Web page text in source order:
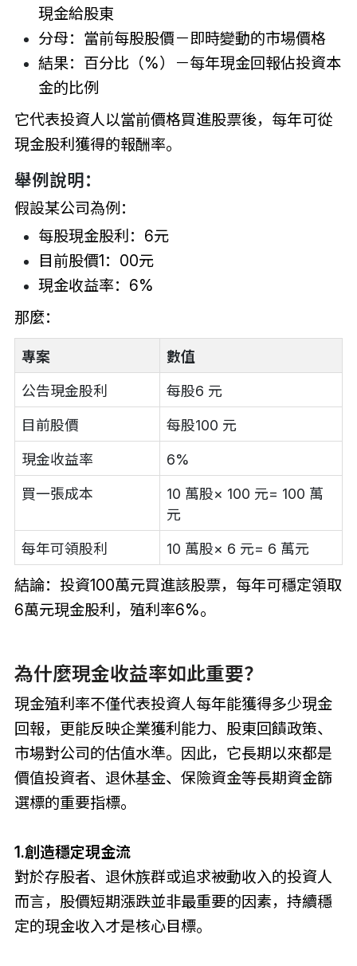
現金給股東
分母：當前每股股價－即時變動的市場價格
結果：百分比（%）－每年現金回報佔投資本
金的比例
它代表投資人以當前價格買進股票後，每年可從
現金股利獲得的報酬率。
舉例說明：
假設某公司為例：
每股現金股利：6元
目前股價1：00元
現金收益率：6%
那麼：
專案 數值
公告現金股利 每股6 元
目前股價 每股100 元
現金收益率 6%
買一張成本
10 萬股× 100 元= 100 萬
元
每年可領股利 10 萬股× 6 元= 6 萬元
結論：投資100萬元買進該股票，每年可穩定領取
6萬元現金股利，殖利率6%。
為什麼現金收益率如此重要？
現金殖利率不僅代表投資人每年能獲得多少現金
回報，更能反映企業獲利能力、股東回饋政策、
市場對公司的估值水準。因此，它長期以來都是
價值投資者、退休基金、保險資金等長期資金篩
選標的重要指標。
1.創造穩定現金流
對於存股者、退休族群或追求被動收入的投資人
而言，股價短期漲跌並非最重要的因素，持續穩
定的現金收入才是核心目標。